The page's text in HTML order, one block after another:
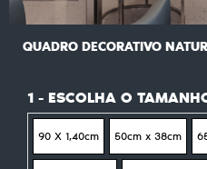
QUADRO DECORATIVO
1 - ESCOLHA O
90 X 1,40cm 50cm x 38cm